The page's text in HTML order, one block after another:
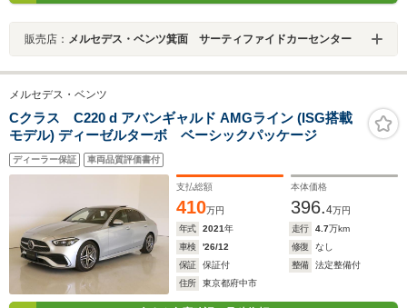
販売店： メルセデス・ベンツ箕面 サーティファイドカーセンター
メルセデス・ベンツ
Cクラス C220 d アバンギャルド AMGライン (ISG搭載
モデル) ディーゼルターボ ベーシックパッケージ
ディーラー保証 車両品質評価書付
支払総額
410万円
本体価格
396.4万円
年式
2021年 走行 4.7万km
車検
'26/12 修復
なし
保証
保証付 整備
法定整備付
住所
東京都府中市